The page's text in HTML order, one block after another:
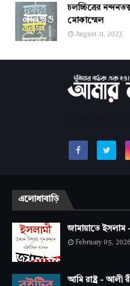
চলচ্চিত্রের
মোকাম্মেল
August 11, 2023
এলোধাবাড়ি
জামায়াতে
February 05, 2026
আমি রাষ্ট্র - আলী